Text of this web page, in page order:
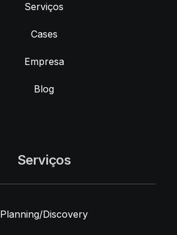
Serviços
Cases
Empresa
Blog
Serviços
Planning/Discovery